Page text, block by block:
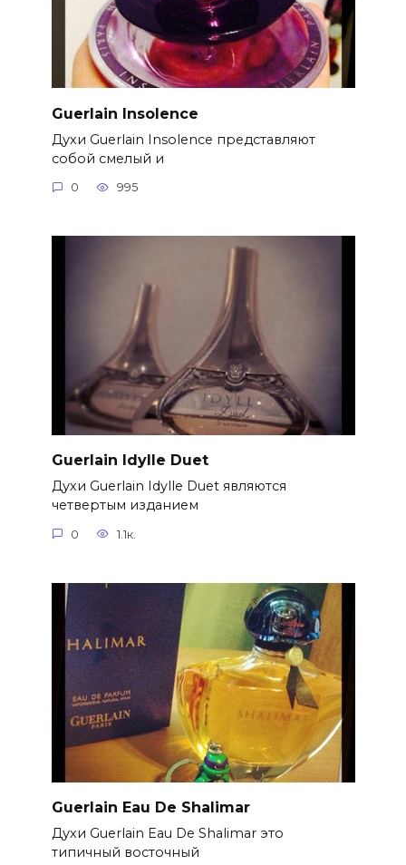
Guerlain Insolence
Духи Guerlain Insolence представляют
собой смелый и
0 995
Guerlain Idylle Duet
Духи Guerlain Idylle Duet являются
четвертым изданием
0 1.1к.
Guerlain Eau De Shalimar
Духи Guerlain Eau De Shalimar это
типичный восточный